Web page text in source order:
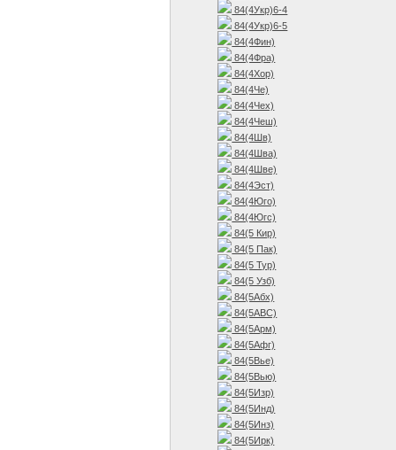
84(4Укр)6-4
84(4Укр)6-5
84(4Фин)
84(4Фра)
84(4Хор)
84(4Че)
84(4Чех)
84(4Чеш)
84(4Шв)
84(4Шва)
84(4Шве)
84(4Эст)
84(4Юго)
84(4Югс)
84(5 Кир)
84(5 Пак)
84(5 Тур)
84(5 Узб)
84(5Абх)
84(5АВС)
84(5Арм)
84(5Афг)
84(5Вье)
84(5Вью)
84(5Изр)
84(5Инд)
84(5Инз)
84(5Ирк)